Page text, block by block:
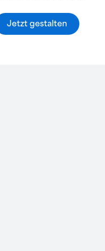
Jetzt gestalten